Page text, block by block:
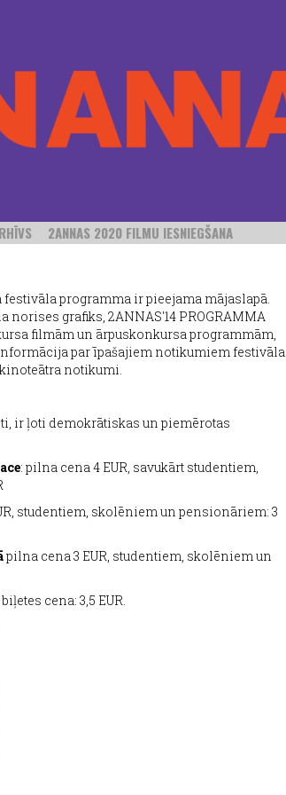
2ANNAS 2020 FILMU IESNIEGŠANA
programma ir pieejama mājaslapā.
norises grafiks, 2ANNAS'14 PROGRAMMA
filmām un ārpuskonkursa programmām,
par īpašajiem notikumiem festivāla
notikumi.
ir ļoti demokrātiskas un piemērotas
: pilna cena 4 EUR, savukārt studentiem,
studentiem, skolēniem un pensionāriem: 3
pilna cena 3 EUR, studentiem, skolēniem un
cena: 3,5 EUR.